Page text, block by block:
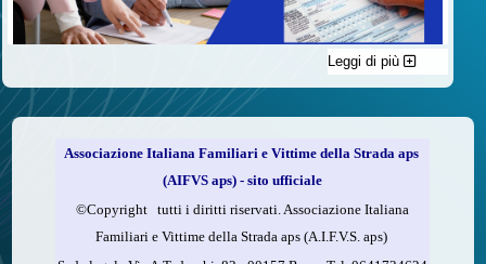
C'è un modo di contribuire alle attività dell’A.I.F.V.S. a favore
delle vittime della strada e per dare giustizia ai superstiti ed ai
loro familiari che non costa nulla: devolvere il 5 per mille della
Compila la scheda CUD o del modello 730.
Firma nel riquadro indicato come “Sostegno delle
organizzazioni non lucrative di utilità sociale, delle associazioni
Leggi di più
Associazione Italiana Familiari e Vittime della Strada aps
(AIFVS aps) - sito ufficiale
©​Copyright tutti i diritti riservati. Associazione Italiana
Familiari e Vittime della Strada aps (A.I.F.V.S. aps)